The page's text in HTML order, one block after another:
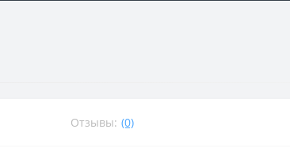
Отзывы: (0)